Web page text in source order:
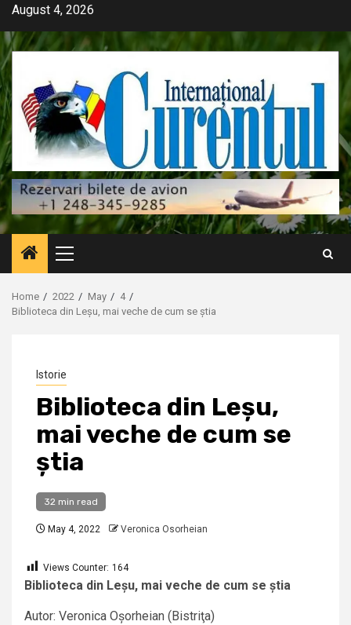
Skip
content
August 4, 2026
Primary
Menu
Home 2022 May
4
Biblioteca din Leșu, mai veche de cum se știa
Istorie
Biblioteca din Leșu,
mai veche de cum se
știa
32 min read
May 4, 2022 Veronica Osorheian
Views Counter: 164
Biblioteca din Leșu, mai veche de cum se știa
Autor: Veronica Oșorheian (Bistriţa)